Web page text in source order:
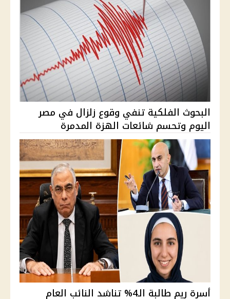
البحوث الفلكية تنفي وقوع زلزال في مصر
اليوم وتحسم شائعات الهزة المدمرة
أسرة ريم طالبة الـ4% تناشد النائب العام